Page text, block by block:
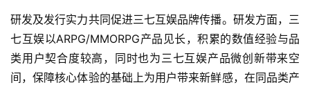
3
0
日
研发及发行实力共同促进三七互娱品牌传播。研发方面，三
七互娱以ARPG/MMORPG产品见长，积累的数值经验与品
类用户契合度较高，同时也为三七互娱产品微创新带来空
间，保障核心体验的基础上为用户带来新鲜感，在同品类产